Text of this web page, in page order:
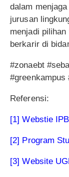
dalam
jurusan
menjadi
berkarir di
#zonaebt
#greenkampus
Referensi:
[1] Webstie IPB
[2] Program
[3] Website